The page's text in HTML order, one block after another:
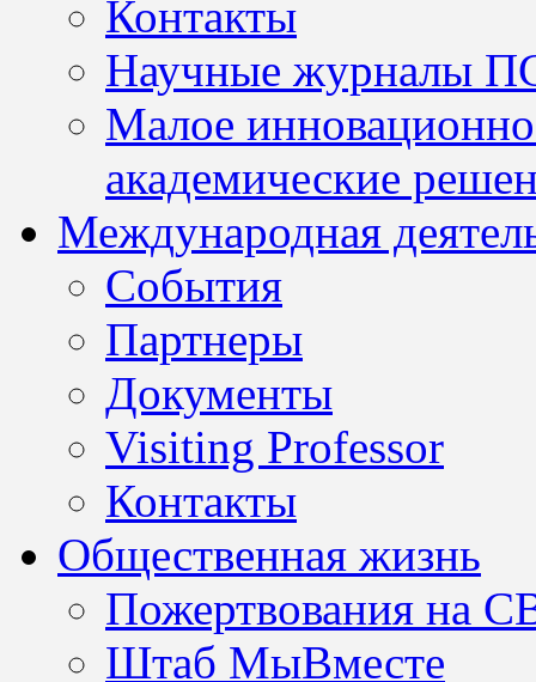
Контакты
Научные журналы
Малое
академические
Международная
События
Партнеры
Документы
Visiting Professor
Контакты
Общественная жизнь
Пожертвования на
Штаб МыВместе